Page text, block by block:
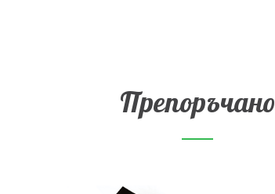
Препоръчано